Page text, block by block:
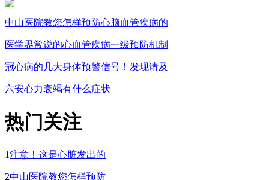
中山医院教您怎样预防心脑血管疾病的
医学界常说的心血管疾病一级预防机制
冠心病的几大身体预警信号！发现请及
六安心力衰竭有什么症状
热门关注
1注意！这是心脏发出的
2中山医院教您怎样预防